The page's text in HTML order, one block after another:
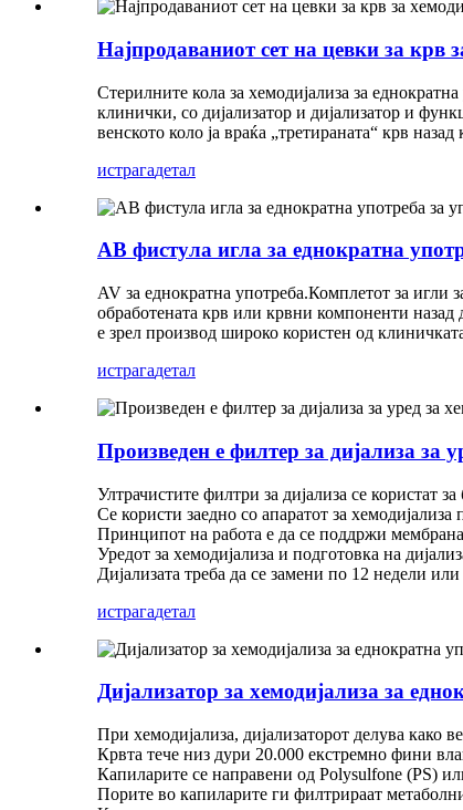
Најпродаваниот сет на цевки за крв
Стерилните кола за хемодијализа за
клинички, со дијализатор и дијализатор и
венското коло ја враќа „третираната“ крв назад
истрагадетал
АВ фистула игла за еднократна
AV за еднократна употреба.Комплетот за игли
обработената крв или крвни компоненти
е зрел производ широко користен од
истрагадетал
Произведен е филтер за дијализа за
Ултрачистите филтри за дијализа се користат
Се користи заедно со апаратот за хемодијализа
Принципот на работа е да се поддржи
Уредот за хемодијализа и подготовка на
Дијализата треба да се замени по 12 недели
истрагадетал
Дијализатор за хемодијализа за
При хемодијализа, дијализаторот делува како
Крвта тече низ дури 20.000 екстремно фини
Капиларите се направени од Polysulfone (PS)
Порите во капиларите ги филтрираат